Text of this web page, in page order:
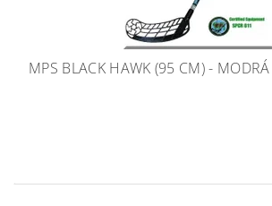
MPS BLACK HAWK (95 CM) - MODRÁ